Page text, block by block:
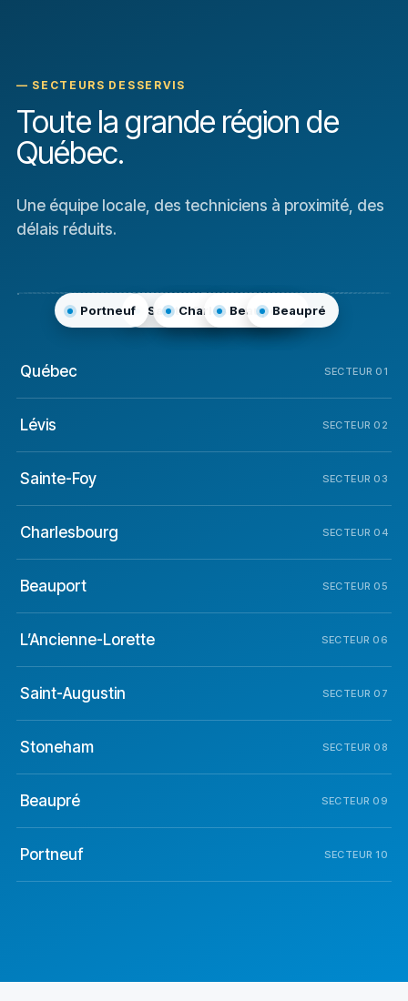
— SECTEURS DESSERVIS
Toute la grande région de
Québec.
Une équipe locale, des techniciens à proximité, des
délais réduits.
Québec Lévis
Sainte-FoyCharlesbourg
BeauportBeaupré
Portneuf
Québec SECTEUR 01
Lévis SECTEUR 02
Sainte-Foy SECTEUR 03
Charlesbourg SECTEUR 04
Beauport SECTEUR 05
L’Ancienne-Lorette SECTEUR 06
Saint-Augustin SECTEUR 07
Stoneham SECTEUR 08
Beaupré SECTEUR 09
Portneuf SECTEUR 10